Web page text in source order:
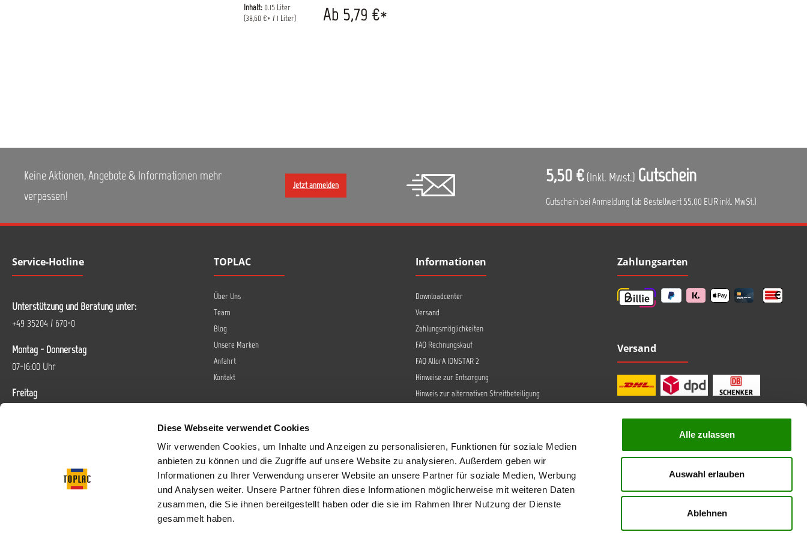
Diese Webseite verwendet Cookies
Wir verwenden Cookies, um Inhalte und Anzeigen zu personalisieren, Funktionen für soziale Medien
anbieten zu können und die Zugriffe auf unsere Website zu analysieren. Außerdem geben wir
Informationen zu Ihrer Verwendung unserer Website an unsere Partner für soziale Medien, Werbung
und Analysen weiter. Unsere Partner führen diese Informationen möglicherweise mit weiteren Daten
zusammen, die Sie ihnen bereitgestellt haben oder die sie im Rahmen Ihrer Nutzung der Dienste
gesammelt haben.
Alle zulassen
Auswahl erlauben
Ablehnen
Reinigung
Inhalt: 0.15 Liter
(38,60 €* / 1 Liter)
Ab 5,79 €*
Keine Aktionen, Angebote & Informationen mehr
verpassen!
Jetzt anmelden 5,50 € (Inkl. Mwst.) Gutschein
Gutschein bei Anmeldung (ab Bestellwert 55,00 EUR inkl. MwSt.)
Service-Hotline
Unterstützung und Beratung unter:
+49 35204 / 670-0
Montag - Donnerstag
07-16:00 Uhr
Freitag
Vertrag widerrufen
TOPLAC
Über Uns
Team
Blog
Unsere Marken
Anfahrt
Kontakt
Informationen
Downloadcenter
Versand
Zahlungsmöglichkeiten
FAQ Rechnungskauf
FAQ AllorA IONSTAR 2
Hinweise zur Entsorgung
Hinweis zur alternativen Streitbeteiligung
Barrierefreiheit
Datenschutz
AGB
Impressum
Sendungsverfolgung
Zahlungsarten
Versand
professionelle Beratung
Top Marken
sichere Bezahlung
kostenlose Rücksendung